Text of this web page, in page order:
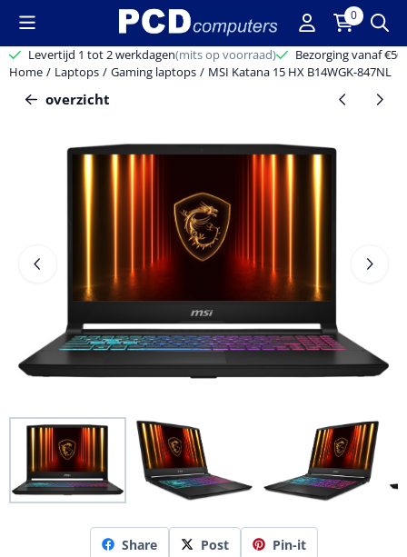
Cookievoorkeuren zijn beschikbaar. Kies instellingen of sta alle
0
Levertijd 1 tot 2 werkdagen(mits op voorraad)
Bezorging vanaf
Home / Laptops / Gaming laptops / MSI Katana 15 HX B14WGK-847NL
overzicht
Share Post Pin-it